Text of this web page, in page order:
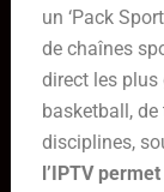
un ‘Pack
de chaînes
direct les
basketball, de
disciplines,
l’IPTV